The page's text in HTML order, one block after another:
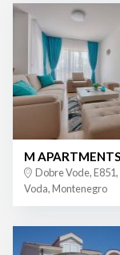
M APARTMENTS
Dobre Vode,
Voda, Montenegro